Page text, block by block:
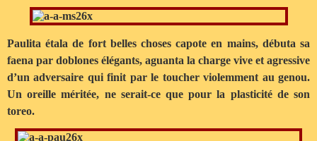
Paulita étala de fort belles choses capote en mains, débuta sa
faena par doblones élégants, aguanta la charge vive et agressive
d’un adversaire qui finit par le toucher violemment au genou.
Un oreille méritée, ne serait-ce que pour la plasticité de son
toreo.